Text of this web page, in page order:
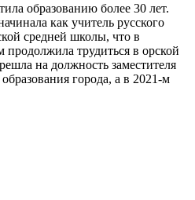
образованию более 30 лет.
как учитель русского
средней школы, что в
продолжила трудиться в орской
на должность заместителя
города, а в 2021-м